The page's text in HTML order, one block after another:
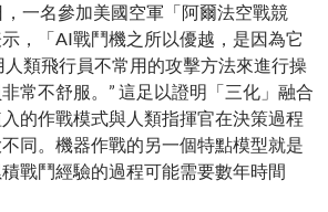
一名參加美國空軍「阿爾法空戰競
，「AI戰鬥機之所以優越，是因為它
類飛行員不常用的攻擊方法來進行操
常不舒服。” 這足以證明「三化」融合
的作戰模式與人類指揮官在決策過程
同。機器作戰的另一個特點模型就是
戰鬥經驗的過程可能需要數年時間